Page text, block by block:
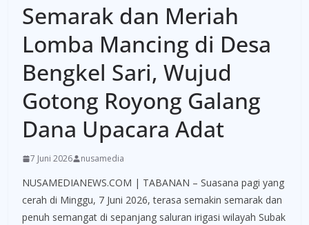
Semarak dan Meriah
Lomba Mancing di Desa
Bengkel Sari, Wujud
Gotong Royong Galang
Dana Upacara Adat
7 Juni 2026 nusamedia
NUSAMEDIANEWS.COM | TABANAN – Suasana pagi yang
cerah di Minggu, 7 Juni 2026, terasa semakin semarak dan
penuh semangat di sepanjang saluran irigasi wilayah Subak